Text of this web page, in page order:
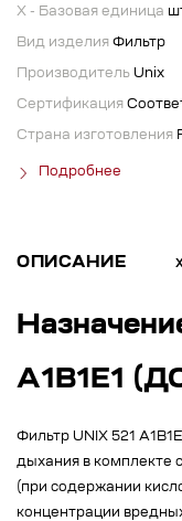
X - Базовая единица
Вид изделия Фильтр
Производитель Unix
Сертификация
Страна изготовления
Подробнее
ОПИСАНИЕ
A1B1E1
Фильтр UNIX 521
дыхания в комплекте
(при содержании
концентрации